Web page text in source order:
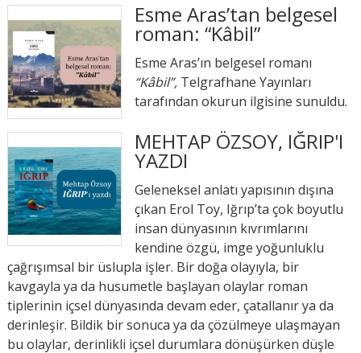
Esme Aras’tan belgesel
roman: “Kâbil”
Esme Aras’ın belgesel romanı
“Kâbil”,Telgrafhane Yayınları
tarafından okurun ilgisine sunuldu.
MEHTAP ÖZSOY, IĞRIP'I
YAZDI
Geleneksel anlatı yapısının dışına
çıkan Erol Toy, Iğrıp’ta çok boyutlu
insan dünyasının kıvrımlarını
kendine özgü, imge yoğunluklu
çağrışımsal bir üslupla işler. Bir doğa olayıyla, bir
kavgayla ya da husumetle başlayan olaylar roman
tiplerinin içsel dünyasında devam eder, çatallanır ya da
derinleşir. Bildik bir sonuca ya da çözülmeye ulaşmayan
bu olaylar, derinlikli içsel durumlara dönüşürken düşle